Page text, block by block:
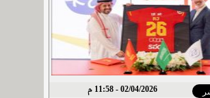
02/04/2026 - 11:58 م